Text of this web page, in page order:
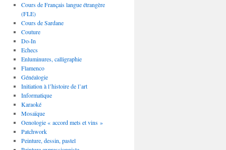
Cours de Français langue étrangère
(FLE)
Cours de Sardane
Couture
Do-In
Echecs
Enluminures, calligraphie
Flamenco
Généalogie
Initiation à l’histoire de l’art
Informatique
Karaoké
Mosaïque
Oenologie « accord mets et vins »
Patchwork
Peinture, dessin, pastel